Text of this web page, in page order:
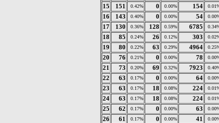
15 151 0.42% 0 0.00% 154
16 143 0.40% 0 0.00% 54
17 130 0.36% 128 0.59% 6785
18 85 0.24% 26 0.12% 303
19 80 0.22% 63 0.29% 4964
20 76 0.21% 0 0.00% 78
21 73 0.20% 69 0.32% 7923
22 63 0.17% 0 0.00% 64
23 63 0.17% 18 0.08% 224
24 63 0.17% 18 0.08% 224
25 62 0.17% 0 0.00% 63
26 61 0.17% 0 0.00% 41